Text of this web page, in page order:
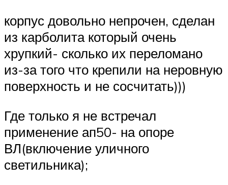
корпус довольно непрочен, сделан
из карболита который очень
хрупкий- сколько их переломано
из-за того что крепили на неровную
поверхность и не сосчитать)))
Где только я не встречал
применение ап50- на опоре
ВЛ(включение уличного
светильника);